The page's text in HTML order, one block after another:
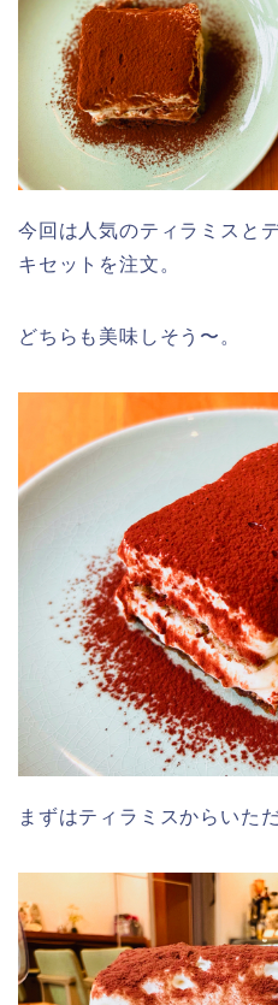
今回は人気のティラミスと
キセットを注文。
どちらも美味しそう〜。
まずはティラミスからいた